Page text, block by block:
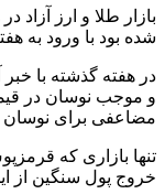
شده بود با ورود به
در هفته گذشته با
و موجب نوسان در
مضاعفی برای نوسان
خروج پول سنگین از این بازار نیز بودیم. در هفته